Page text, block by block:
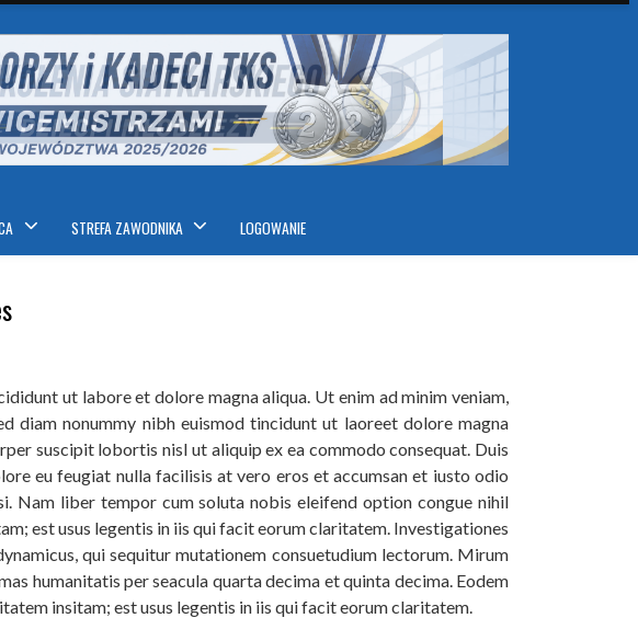
STREFA ZAWODNIKA LOGOWANIE
ut labore et dolore magna aliqua. Ut enim ad minim veniam,
diam nonummy nibh euismod tincidunt ut laoreet dolore magna
suscipit lobortis nisl ut aliquip ex ea commodo consequat. Duis
eu feugiat nulla facilisis at vero eros et accumsan et iusto odio
Nam liber tempor cum soluta nobis eleifend option congue nihil
est usus legentis in iis qui facit eorum claritatem. Investigationes
qui sequitur mutationem consuetudium lectorum. Mirum
humanitatis per seacula quarta decima et quinta decima. Eodem
insitam; est usus legentis in iis qui facit eorum claritatem.